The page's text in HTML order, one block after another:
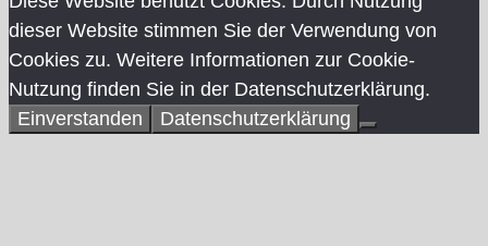
dieser Website stimmen Sie der Verwendung von
Cookies zu. Weitere Informationen zur Cookie-
Nutzung finden Sie in der Datenschutzerklärung.
Einverstanden
Datenschutzerklärung